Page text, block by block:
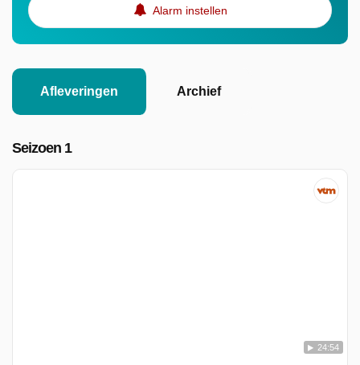
Alarm instellen
Afleveringen Archief
Seizoen 1
24:54